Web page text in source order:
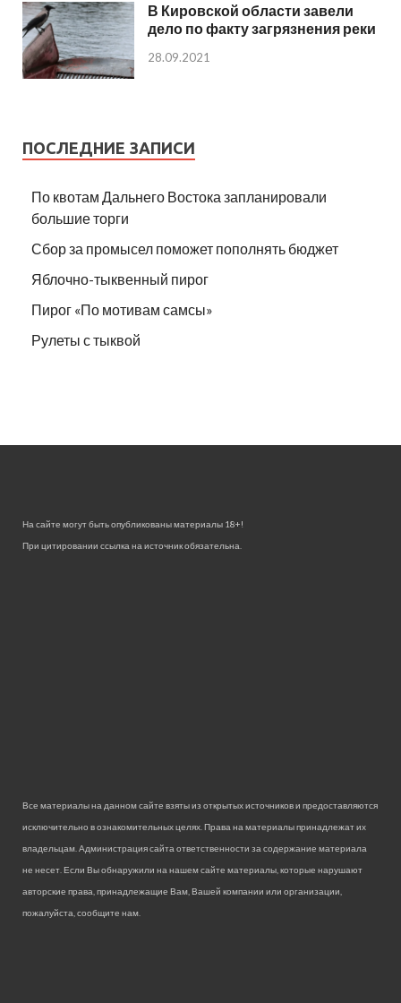
В Кировской области завели
дело по факту загрязнения реки
28.09.2021
ПОСЛЕДНИЕ ЗАПИСИ
По квотам Дальнего Востока запланировали
большие торги
Сбор за промысел поможет пополнять бюджет
Яблочно-тыквенный пирог
Пирог «По мотивам самсы»
Рулеты с тыквой
На сайте могут быть опубликованы материалы 18+!
При цитировании ссылка на источник обязательна.
Все материалы на данном сайте взяты из открытых источников и предоставляются
исключительно в ознакомительных целях. Права на материалы принадлежат их
владельцам. Администрация сайта ответственности за содержание материала
не несет. Если Вы обнаружили на нашем сайте материалы, которые нарушают
авторские права, принадлежащие Вам, Вашей компании или организации,
пожалуйста, сообщите нам.